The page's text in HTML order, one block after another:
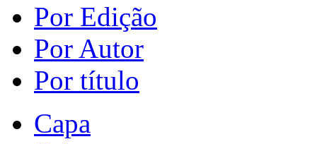
Por Edição
Por Autor
Por título
Capa